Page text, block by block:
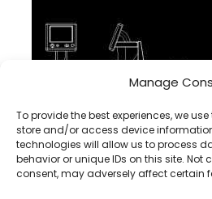
Manage
To provide the best experiences, we
store and/or access device
technologies will allow us to process
behavior or unique IDs on this site.
consent, may adversely affect certain